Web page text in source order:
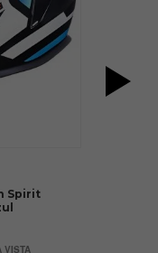
Spirit